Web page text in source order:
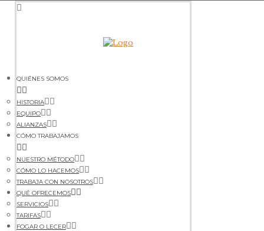
QUIÉNES SOMOS
HISTORIA
EQUIPO
ALIANZAS
CÓMO TRABAJAMOS
NUESTRO MÉTODO
CÓMO LO HACEMOS
TRABAJA CON NOSOTROS
QUÉ OFRECEMOS
SERVICIOS
TARIFAS
FOGAR O LECER